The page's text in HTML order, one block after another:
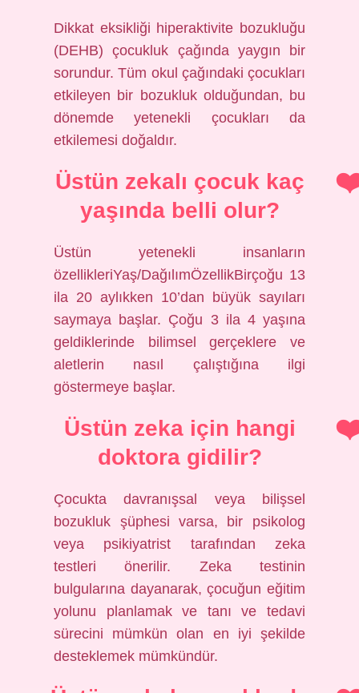
Dikkat eksikliği hiperaktivite bozukluğu
(DEHB) çocukluk çağında yaygın bir
sorundur. Tüm okul çağındaki çocukları
etkileyen bir bozukluk olduğundan, bu
dönemde yetenekli çocukları da
etkilemesi doğaldır.
Üstün zekalı çocuk kaç
yaşında belli olur?
Üstün yetenekli insanların
özellikleriYaş/DağılımÖzellikBirçoğu 13
ila 20 aylıkken 10’dan büyük sayıları
saymaya başlar. Çoğu 3 ila 4 yaşına
geldiklerinde bilimsel gerçeklere ve
aletlerin nasıl çalıştığına ilgi
göstermeye başlar.
Üstün zeka için hangi
doktora gidilir?
Çocukta davranışsal veya bilişsel
bozukluk şüphesi varsa, bir psikolog
veya psikiyatrist tarafından zeka
testleri önerilir. Zeka testinin
bulgularına dayanarak, çocuğun eğitim
yolunu planlamak ve tanı ve tedavi
sürecini mümkün olan en iyi şekilde
desteklemek mümkündür.